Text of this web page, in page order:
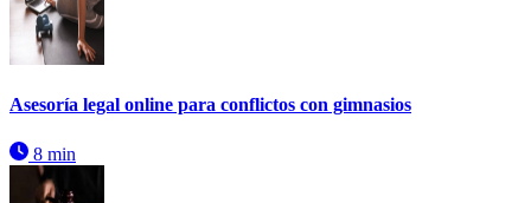
Asesoría legal online para conflictos con gimnasios
8 min